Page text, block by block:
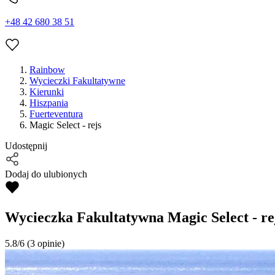
+48 42 680 38 51
Rainbow
Wycieczki Fakultatywne
Kierunki
Hiszpania
Fuerteventura
Magic Select - rejs
Udostępnij
Dodaj do ulubionych
Wycieczka Fakultatywna Magic Select -
5.8/6 (3 opinie)